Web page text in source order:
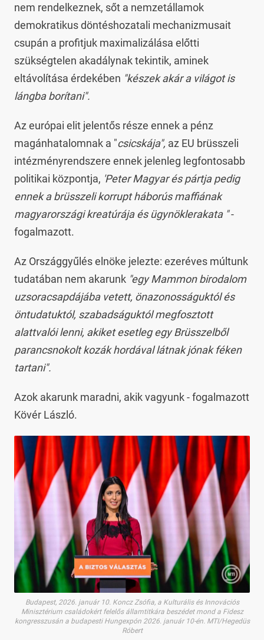
nem rendelkeznek, sőt a nemzetállamok
demokratikus döntéshozatali mechanizmusait
csupán a profitjuk maximalizálása előtti
szükségtelen akadálynak tekintik, aminek
eltávolítása érdekében "készek akár a világot is
lángba borítani".
Az európai elit jelentős része ennek a pénz
magánhatalomnak a "csicskája", az EU brüsszeli
intézményrendszere ennek jelenleg legfontosabb
politikai központja, 'Peter Magyar és pártja pedig
ennek a brüsszeli korrupt háborús maffiának
magyarországi kreatúrája és ügynöklerakata "-
fogalmazott.
Az Országgyűlés elnöke jelezte: ezeréves múltunk
tudatában nem akarunk "egy Mammon birodalom
uzsoracsapdájába vetett, önazonosságuktól és
öntudatuktól, szabadságuktól megfosztott
alattvalói lenni, akiket esetleg egy Brüsszelből
parancsnokolt kozák hordával látnak jónak féken
tartani".
Azok akarunk maradni, akik vagyunk - fogalmazott
Kövér László.
Budapest, 2026. január 10. Koncz Zsófia, a Kulturális és Innovációs
Minisztérium családokért felelős államtitkára beszédet mond a Fidesz
kongresszusán a budapesti Hungexpón 2026. január 10-én. MTI/Hegedüs
Róbert